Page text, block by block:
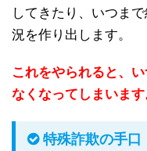
してきたり、いつま
況を作り出します。
これをやられると、
なくなってしまいます
特殊詐欺の手口